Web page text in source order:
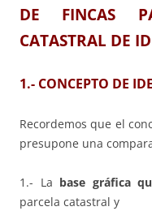
DE FINCAS
CATASTRAL DE
1.- CONCEPTO DE
Recordemos que el
presupone una
1.- La base gráfica
parcela catastral y